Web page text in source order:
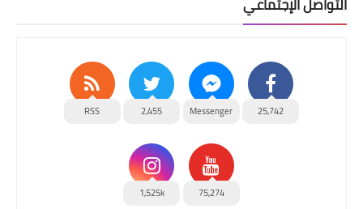
25,742
Messenger
2,455
RSS
75,274
1,525k